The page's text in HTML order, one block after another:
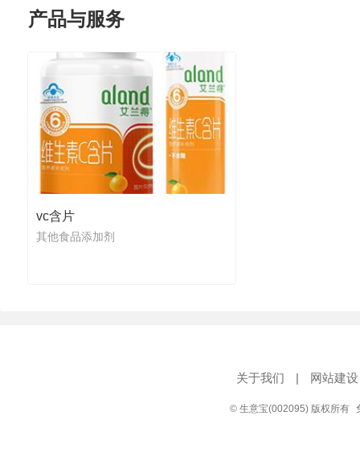
产品与服务
vc含片
其他食品添加剂
关于我们 | 网站建设
© 生意宝(002095) 版权所有